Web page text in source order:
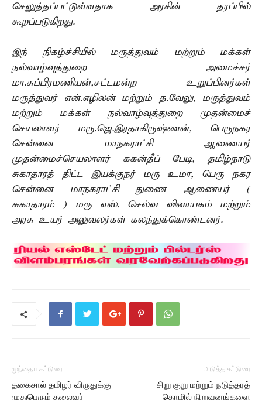
செலுத்தப்பட்டுள்ளதாக அரசின் தரப்பில்
கூறப்படுகிறது.
இந் நிகழ்ச்சியில் மருத்துவம் மற்றும் மக்கள்
நல்வாழ்வுத்துறை அமைச்சர்
மா.சுப்பிரமணியன்,சட்டமன்ற உறுப்பினர்கள்
மருத்துவர் என்.எழிலன் மற்றும் த.வேலு, மருத்துவம்
மற்றும் மக்கள் நல்வாழ்வுத்துறை முதன்மைச்
செயலாளர் மரு.ஜெ.இரதாகிருஷ்ணன், பெருநகர
சென்னை மாநகராட்சி ஆணையர்
முதன்மைச்செயலாளர் ககன்தீப் பேடி, தமிழ்நாடு
சுகாதாரத் திட்ட இயக்குநர் மரு உமா, பெரு நகர
சென்னை மாநகராட்சி துணை ஆணையர் (
சுகாதாரம் ) மரு எஸ். செல்வ வினாயகம் மற்றும்
அரசு உயர் அலுவலர்கள் கலந்துக்கொண்டனர்.
முந்தைய கட்டுரை
தகைசால் தமிழர் விருதுக்கு
முதுபெரும் தலைவர்
அடுத்த கட்டுரை
சிறு குறு மற்றும் நடுத்தரத்
தொழில் நிறுவனங்களை